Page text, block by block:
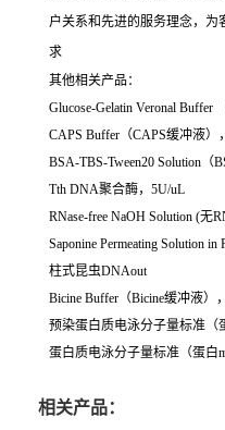
户关系和先进的服务理念，
求
其他相关产品：
Glucose-Gelatin Veronal
CAPS Buffer（CAPS缓冲液）
BSA-TBS-Tween20 Solution（
Tth DNA聚合酶，5U/uL
RNase-free NaOH Solution (无
Saponine Permeating Solution
柱式昆虫DNAout
Bicine Buffer（Bicine缓冲液）
预染蛋白质电泳分子量标准（
蛋白质电泳分子量标准（蛋白
相关产品：